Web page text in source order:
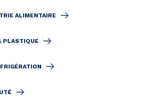
ALIMENTAIRE
PLASTIQUE